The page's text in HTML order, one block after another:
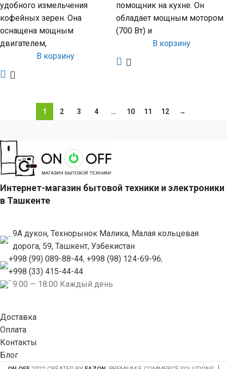
удобного измельчения
кофейных зерен. Она
оснащена мощным
двигателем,
В корзину
помощник на кухне. Он
обладает мощным мотором
(700 Вт) и
В корзину
1 2 3 4 … 10 11 12 →
Интернет-магазин бытовой техники и электроники
в Ташкенте
9А дукон, Технорынок Малика, Малая кольцевая
дорога, 59, Ташкент, Узбекистан
+998 (99) 089-88-44, +998 (98) 124-69-96,
+998 (33) 415-44-44
9:00 — 18:00 Каждый день
Доставка
Оплата
Контакты
Блог